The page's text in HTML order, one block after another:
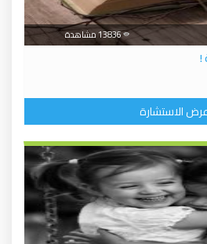
13836 مشاهدة
!
عرض الاستشارة